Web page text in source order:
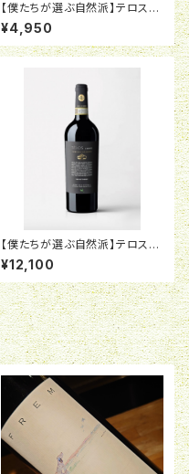
【僕たちが選ぶ自然派】テロス
イル・ビアンコ2017カスタニェ
ーディ<15485>
¥4,950
【僕たちが選ぶ自然派】テロス
アマローネ2016カスタニェーデ
ィ<16672>
¥12,100